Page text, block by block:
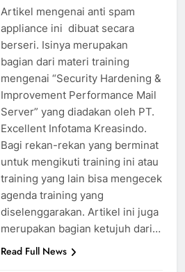
Artikel mengenai anti spam
appliance ini dibuat secara
berseri. Isinya merupakan
bagian dari materi training
mengenai “Security Hardening &
Improvement Performance Mail
Server” yang diadakan oleh PT.
Excellent Infotama Kreasindo.
Bagi rekan-rekan yang berminat
untuk mengikuti training ini atau
training yang lain bisa mengecek
agenda training yang
diselenggarakan. Artikel ini juga
merupakan bagian ketujuh dari…
Read Full News